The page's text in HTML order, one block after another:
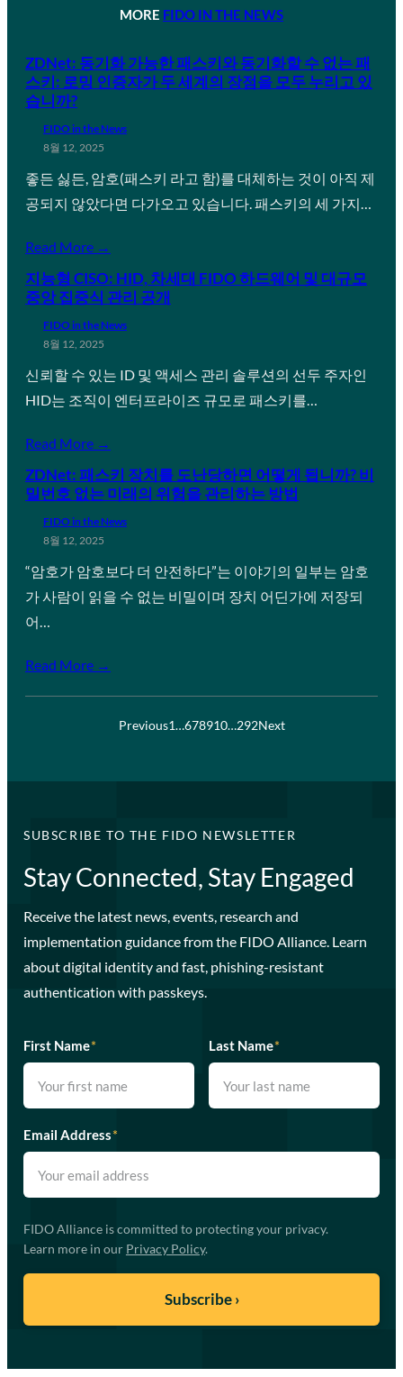
MORE FIDO IN THE NEWS
ZDNet: 동기화 가능한 패스키와 동기화할 수 없는 패
스키: 로밍 인증자가 두 세계의 장점을 모두 누리고 있
습니까?
FIDO in the News
8월 12, 2025
좋든 싫든, 암호(패스키 라고 함)를 대체하는 것이 아직 제
공되지 않았다면 다가오고 있습니다. 패스키의 세 가지…
Read More →
지능형 CISO: HID, 차세대 FIDO 하드웨어 및 대규모
중앙 집중식 관리 공개
FIDO in the News
8월 12, 2025
신뢰할 수 있는 ID 및 액세스 관리 솔루션의 선두 주자인
HID는 조직이 엔터프라이즈 규모로 패스키를…
Read More →
ZDNet: 패스키 장치를 도난당하면 어떻게 됩니까? 비
밀번호 없는 미래의 위험을 관리하는 방법
FIDO in the News
8월 12, 2025
“암호가 암호보다 더 안전하다”는 이야기의 일부는 암호
가 사람이 읽을 수 없는 비밀이며 장치 어딘가에 저장되
어…
Read More →
Previous1…678910…292Next
SUBSCRIBE TO THE FIDO NEWSLETTER
Stay Connected, Stay Engaged
Receive the latest news, events, research and
implementation guidance from the FIDO Alliance. Learn
about digital identity and fast, phishing-resistant
authentication with passkeys.
First Name* Last Name*
Email Address*
FIDO Alliance is committed to protecting your privacy.
Learn more in our Privacy Policy.